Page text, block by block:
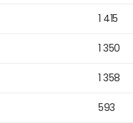
1 415
1 350
1 358
593